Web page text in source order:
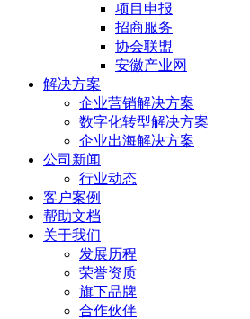
项目申报
招商服务
协会联盟
安徽产业网
解决方案
企业营销解决方案
数字化转型解决方案
企业出海解决方案
公司新闻
行业动态
客户案例
帮助文档
关于我们
发展历程
荣誉资质
旗下品牌
合作伙伴